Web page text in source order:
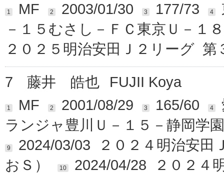
1 MF 2 2003/01/30 3 177/73 4
－１５むさし－ＦＣ東京Ｕ－１
２０２５明治安田Ｊ２リーグ
7
藤井 皓也 FUJII Koya
1 MF 2 2001/08/29 3 165/60 4
ランジャ豊川Ｕ－１５－静岡学
9
2024/03/03 ２０２４明治安田
おＳ）
10
2024/04/28 ２０２４